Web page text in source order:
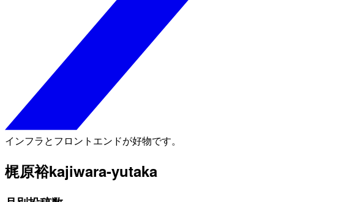
インフラとフロントエンドが好物です。
梶原裕kajiwara-yutaka